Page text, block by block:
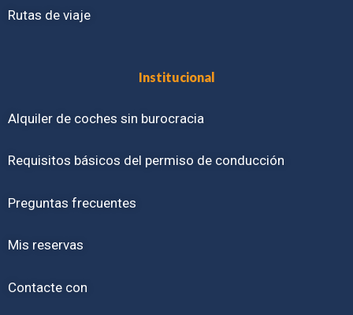
Rutas de viaje
Institucional
Alquiler de coches sin burocracia
Requisitos básicos del permiso de conducción
Preguntas frecuentes
Mis reservas
Contacte con